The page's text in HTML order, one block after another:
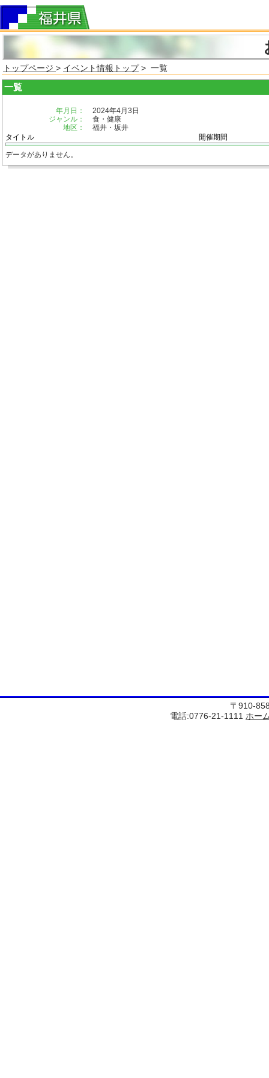
トップページ > イベント情報トップ> 一覧
一覧
年月日：
2024年4月3日
ジャンル：
食・健康
地区：
福井・坂井
タイトル
開催期間
データがありません。
〒910-
電話:0776-21-1111 ホー